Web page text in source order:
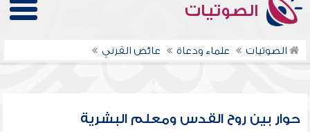
الصوتيات
الصوتيات علماء ودعاة عائض القرني
حوار بين روح القدس ومعلم البشرية